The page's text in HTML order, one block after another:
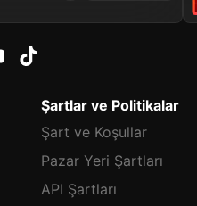
Şartlar ve Politikalar
Şart ve Koşullar
Pazar Yeri Şartları
API Şartları